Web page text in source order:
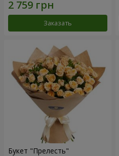
Заказать
Букет "Прелесть"